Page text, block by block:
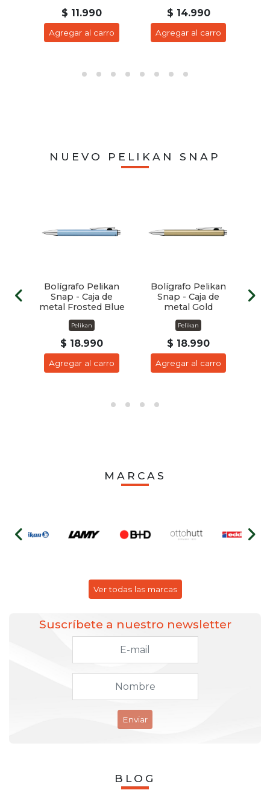
$ 11.990
Agregar al carro
$ 14.990
Agregar al carro
NUEVO PELIKAN SNAP
Bolígrafo Pelikan
Snap - Caja de
metal Frosted Blue
Pelikan
$ 18.990
Agregar al carro
Bolígrafo Pelikan
Snap - Caja de
metal Gold
Pelikan
$ 18.990
Agregar al carro
MARCAS
Ver todas las marcas
Suscríbete a nuestro newsletter
Enviar
BLOG